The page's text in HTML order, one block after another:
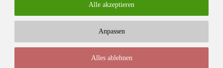
Anpassen
Alles ablehnen
Alle akzeptieren
© Stuttgarter Schriftstellerhaus